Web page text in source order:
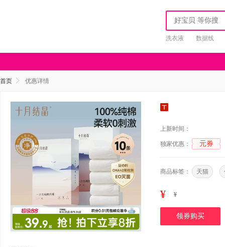
洗衣液 数据线
首页 优惠详情
上新时间：
独家优惠： 元券
商品标签： 天猫
¥ ¥
领券购买